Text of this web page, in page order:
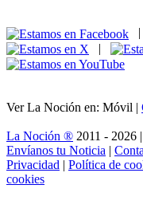
|
Ver La Noción en: Móvil |
La Noción ® 2011 - 2026 |
Envíanos tu Noticia |
Privacidad | Política de
cookies